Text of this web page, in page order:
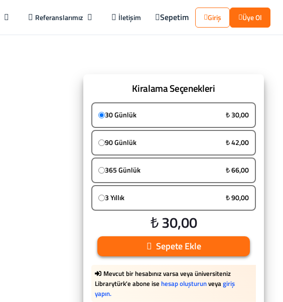
Referanslarımız İletişim Sepetim Giriş Üye Ol
Kiralama Seçenekleri
30 Günlük ₺ 30,00
90 Günlük ₺ 42,00
365 Günlük ₺ 66,00
3 Yıllık ₺ 90,00
₺ 30,00
Sepete Ekle
Mevcut bir hesabınız varsa veya üniversiteniz
Librarytürk'e abone ise hesap oluşturunveyagiriş
yapın.